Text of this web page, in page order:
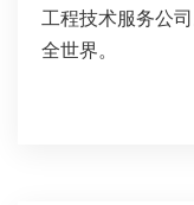
工程技术服务公
全世界。